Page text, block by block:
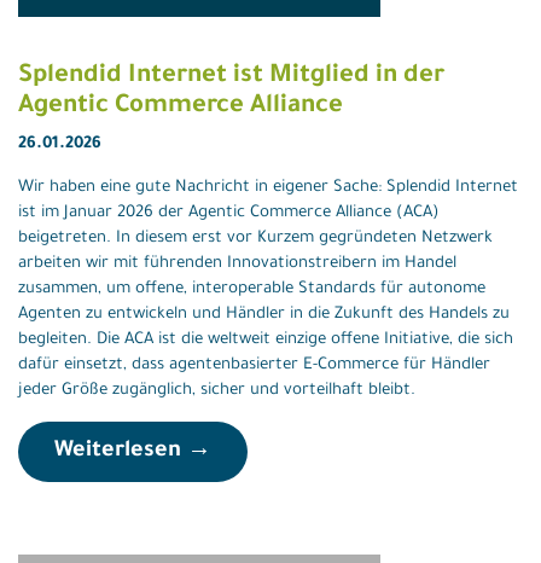
Splendid Internet ist Mitglied in der
Agentic Commerce Alliance
26.01.2026
Wir haben eine gute Nachricht in eigener Sache: Splendid Internet
ist im Januar 2026 der Agentic Commerce Alliance (ACA)
beigetreten. In diesem erst vor Kurzem gegründeten Netzwerk
arbeiten wir mit führenden Innovationstreibern im Handel
zusammen, um offene, interoperable Standards für autonome
Agenten zu entwickeln und Händler in die Zukunft des Handels zu
begleiten. Die ACA ist die weltweit einzige offene Initiative, die sich
dafür einsetzt, dass agentenbasierter E-Commerce für Händler
jeder Größe zugänglich, sicher und vorteilhaft bleibt.
Weiterlesen →